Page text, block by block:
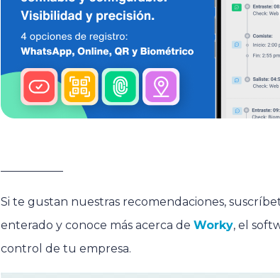
Si te gustan nuestras recomendaciones,
enterado y conoce más acerca de Worky, el
control de tu empresa.